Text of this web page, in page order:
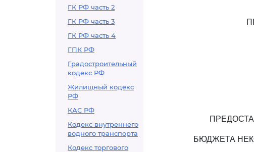
ГК РФ часть 2
ГК РФ часть 3
ГК РФ часть 4
ГПК РФ
Градостроительный
кодекс РФ
Жилищный кодекс
РФ
КАС РФ
Кодекс внутреннего
водного транспорта
Кодекс торгового
БЮДЖЕТА